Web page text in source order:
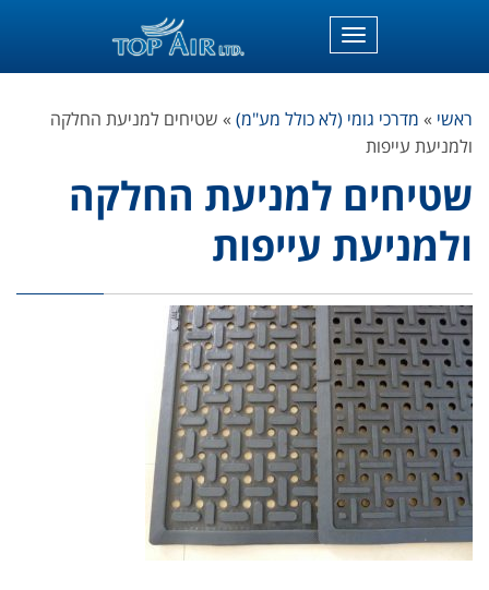
תפריט
ראשי » מדרכי גומי (לא כולל מע"מ) » שטיחים למניעת החלקה
ולמניעת עייפות
שטיחים למניעת החלקה
ולמניעת עייפות